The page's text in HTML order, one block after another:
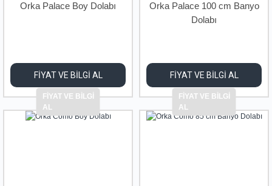
Orka Palace Boy Dolabı
FİYAT VE BİLGİ AL
FİYAT VE BİLGİ
AL
Orka Palace 100 cm Banyo
Dolabı
FİYAT VE BİLGİ AL
FİYAT VE BİLGİ
AL